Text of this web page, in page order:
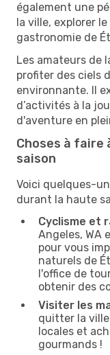
également une
la ville, explorer
gastronomie de
Les amateurs de
profiter des ciels
environnante. Il
d’activités à la
d'aventure en
Choses à faire
saison
Voici quelques-
durant la haute
Cyclisme et
Angeles, WA
pour vous
naturels de
l'office de
obtenir des
Visiter les
quitter la
locales et
gourmands !